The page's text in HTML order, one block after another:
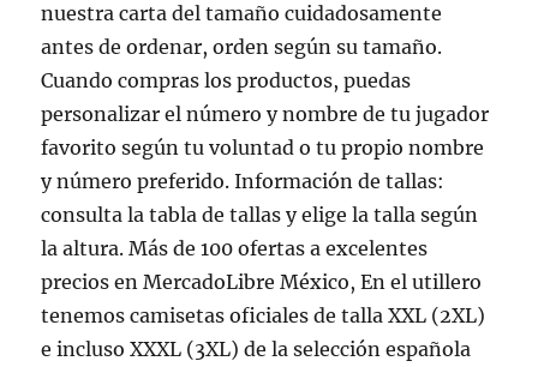
nuestra carta del tamaño cuidadosamente
antes de ordenar, orden según su tamaño.
Cuando compras los productos, puedas
personalizar el número y nombre de tu jugador
favorito según tu voluntad o tu propio nombre
y número preferido. Información de tallas:
consulta la tabla de tallas y elige la talla según
la altura. Más de 100 ofertas a excelentes
precios en MercadoLibre México, En el utillero
tenemos camisetas oficiales de talla XXL (2XL)
e incluso XXXL (3XL) de la selección española